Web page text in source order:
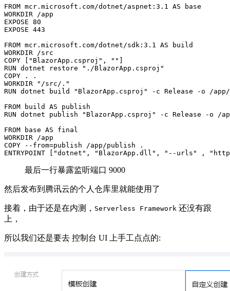
最后一行暴露监听端口 9000
然后发布到腾讯云的个人仓库里就能使用了
接着，由于还是在内测， Serverless Framework 还没有跟
上，
所以我们还是要去 控制台 UI 上手工点点的: